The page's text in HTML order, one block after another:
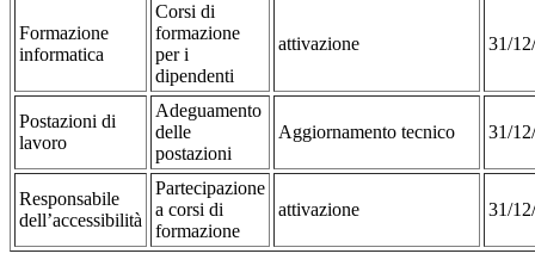
Formazione
informatica
Corsi di
formazione
per i
dipendenti
attivazione 31/
Postazioni di
lavoro
Adeguamento
delle
postazioni
Aggiornamento tecnico 31/
Responsabile
dell’accessibilità
Partecipazione
a corsi di
formazione
attivazione 31/